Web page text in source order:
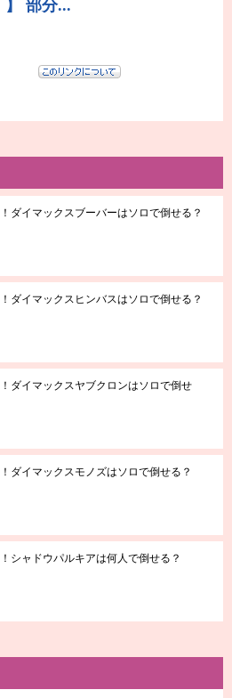
ダイマックスブーバーはソロで倒せる？
ダイマックスヒンバスはソロで倒せる？
ダイマックスヤブクロンはソロで倒せ
ダイマックスモノズはソロで倒せる？
シャドウパルキアは何人で倒せる？